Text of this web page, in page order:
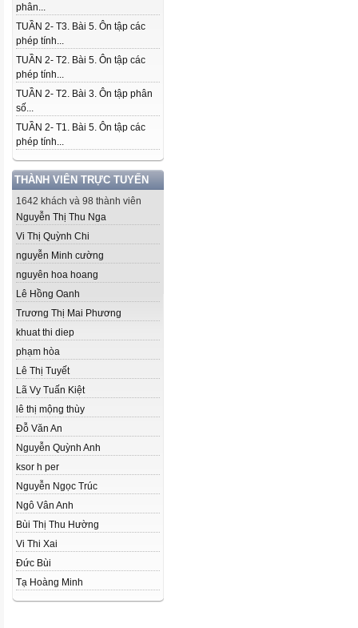
phân...
TUẦN 2- T3. Bài 5. Ôn tập các
phép tính...
TUẦN 2- T2. Bài 5. Ôn tập các
phép tính...
TUẦN 2- T2. Bài 3. Ôn tập phân
số...
TUẦN 2- T1. Bài 5. Ôn tập các
phép tính...
THÀNH VIÊN TRỰC TUYẾN
1642 khách và 98 thành viên
Nguyễn Thị Thu Nga
Vi Thị Quỳnh Chi
nguyễn Minh cường
nguyên hoa hoang
Lê Hồng Oanh
Trương Thị Mai Phương
khuat thi diep
phạm hòa
Lê Thị Tuyết
Lã Vy Tuấn Kiệt
lê thị mộng thùy
Đỗ Văn An
Nguyễn Quỳnh Anh
ksor h per
Nguyễn Ngọc Trúc
Ngô Vân Anh
Bùi Thị Thu Hường
Vi Thi Xai
Đức Bùi
Tạ Hoàng Minh